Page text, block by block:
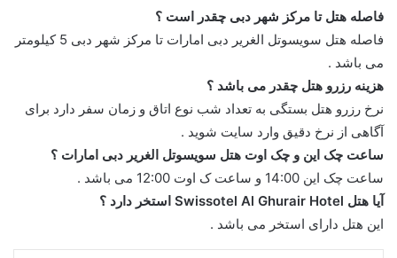
فاصله هتل تا مرکز شهر دبی چقدر است ؟
فاصله هتل سویسوتل الغریر دبی امارات تا مرکز شهر دبی 5 کیلومتر
می باشد .
هزینه رزرو هتل چقدر می باشد ؟
نرخ رزرو هتل بستگی به تعداد شب نوع اتاق و زمان سفر دارد برای
آگاهی از نرخ دقیق وارد سایت شوید .
ساعت چک این و چک اوت هتل سویسوتل الغریر دبی امارات ؟
ساعت چک این 14:00 و ساعت ک اوت 12:00 می باشد .
آیا هتل Swissotel Al Ghurair Hotel استخر دارد ؟
این هتل دارای استخر می باشد .